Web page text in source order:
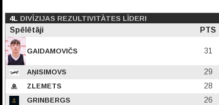
4L DIVĪZIJAS REZULTIVITĀTES LĪDERI
Spēlētāji
PTS
GAIDAMOVIČS 31
AŅISIMOVS 29
ZLEMETS 28
GRINBERGS 26